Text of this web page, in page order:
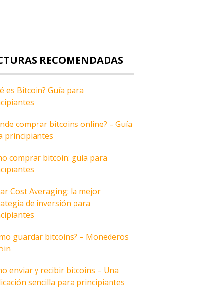
RECOMENDADAS
es Bitcoin? Guía para
comprar bitcoins online? – Guía
principiantes
comprar bitcoin: guía para
Cost Averaging: la mejor
de inversión para
guardar bitcoins? – Monederos
enviar y recibir bitcoins – Una
sencilla para principiantes